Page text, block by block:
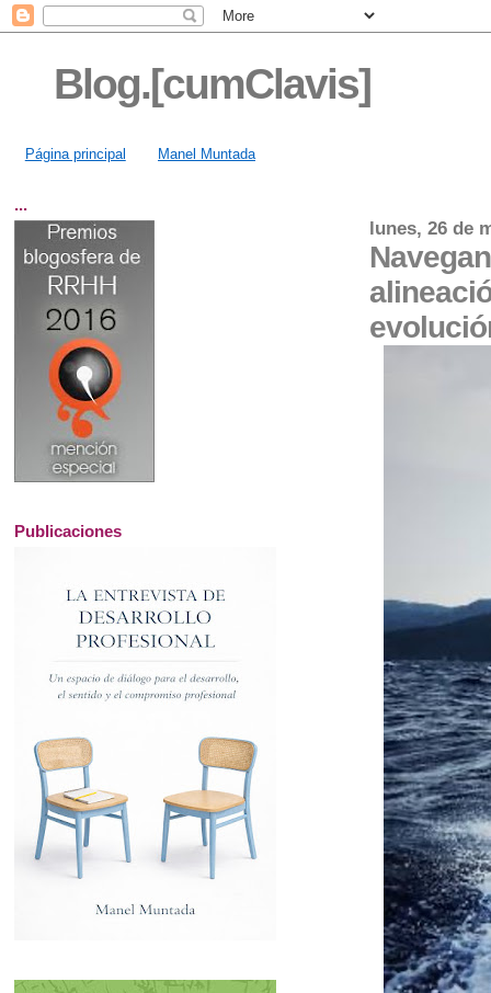
Blog.[cumClavis]
Página principal Manel Muntada
lunes, 26 de
...
Publicaciones